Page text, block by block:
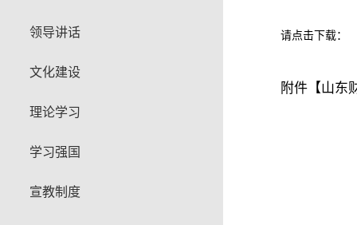
领导讲话
文化建设
理论学习
学习强国
宣教制度
请点击下载：
附件【山东